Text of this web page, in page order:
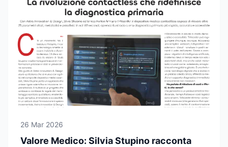
26 Mar 2026
Valore Medico: Silvia Stupino racconta